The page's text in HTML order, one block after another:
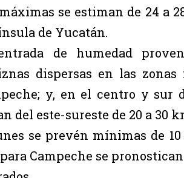
se estiman de 24 a
de Yucatán.
de humedad
dispersas en las
y, en el centro y sur
del este-sureste de 20 a 30
se prevén mínimas de
Campeche se pronostican